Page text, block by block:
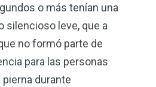
o más tenían una
silencioso leve, que a
no formó parte de
para las personas
durante